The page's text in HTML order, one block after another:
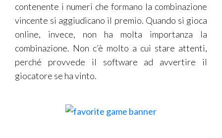
contenente i numeri che formano la combinazione
vincente si aggiudicano il premio. Quando si gioca
online, invece, non ha molta importanza la
combinazione. Non c’è molto a cui stare attenti,
perché provvede il software ad avvertire il
giocatore se ha vinto.